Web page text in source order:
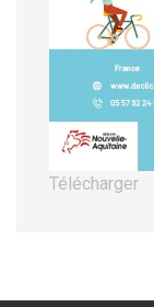
Télécharger